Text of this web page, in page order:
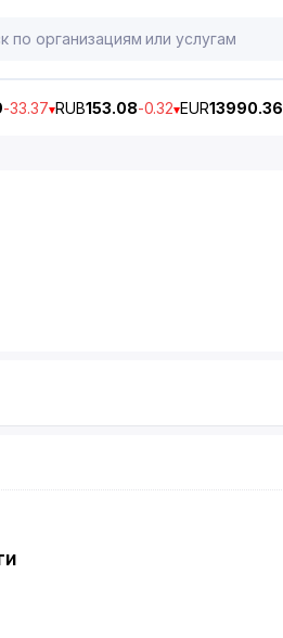
-33.37 RUB153.08-0.32 EUR13990.36